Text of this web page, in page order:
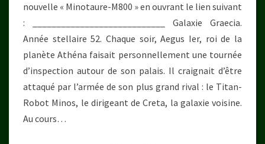
nouvelle « Minotaure-M800 » en ouvrant le lien suivant
: ____________________________ Galaxie Graecia.
Année stellaire 52. Chaque soir, Aegus Ier, roi de la
planète Athéna faisait personnellement une tournée
d’inspection autour de son palais. Il craignait d’être
attaqué par l’armée de son plus grand rival : le Titan-
Robot Minos, le dirigeant de Creta, la galaxie voisine.
Au cours…